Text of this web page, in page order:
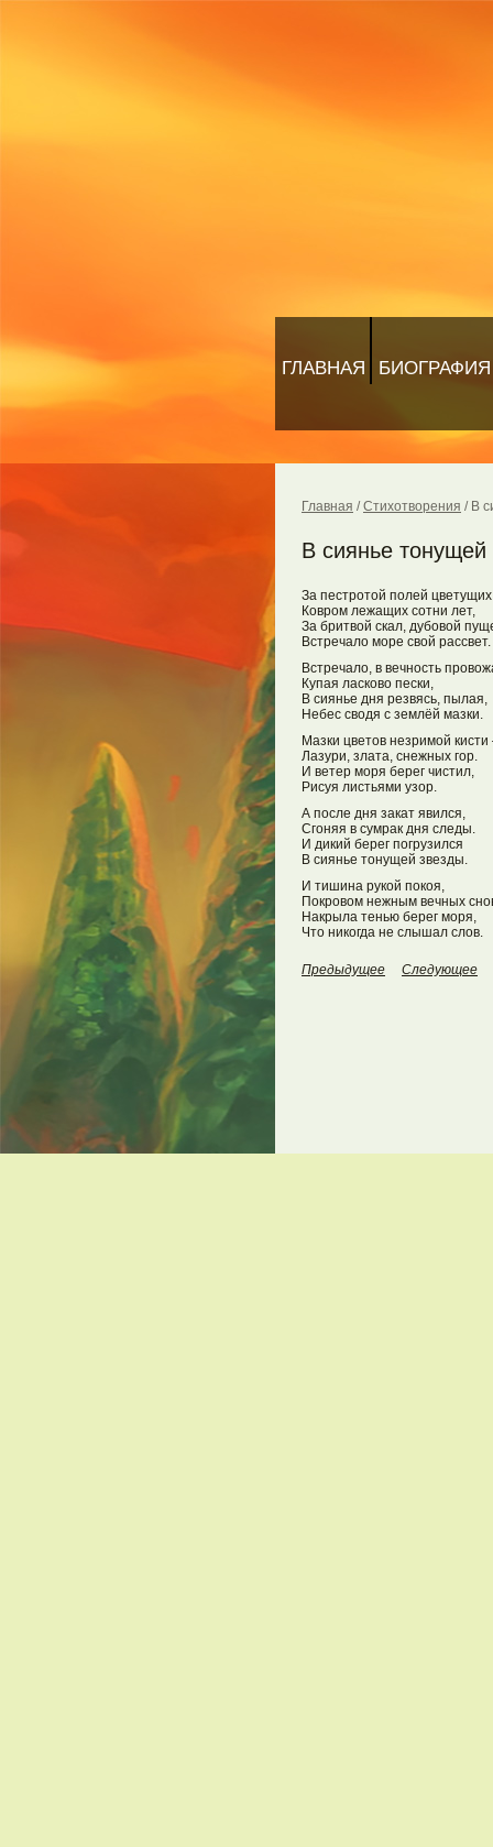
ГЛАВНАЯ БИОГРАФИЯ
Главная /Стихотворения / В
В сиянье тонущей
За пестротой полей
Ковром лежащих сотни лет,
За бритвой скал, дубовой
Встречало море свой рассвет.
Встречало, в вечность
Купая ласково пески,
В сиянье дня резвясь, пылая,
Небес сводя с землёй мазки.
Мазки цветов незримой кисти
Лазури, злата, снежных гор.
И ветер моря берег чистил,
Рисуя листьями узор.
А после дня закат явился,
Сгоняя в сумрак дня следы.
И дикий берег погрузился
В сиянье тонущей звезды.
И тишина рукой покоя,
Покровом нежным вечных
Накрыла тенью берег моря,
Что никогда не слышал слов.
Предыдущее Следующее